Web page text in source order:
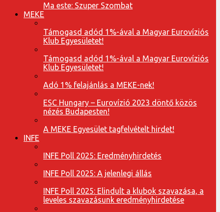
Ma este: Szuper Szombat
MEKE
Támogasd adód 1%-ával a Magyar Eurovíziós
Klub Egyesületet!
Támogasd adód 1%-ával a Magyar Eurovíziós
Klub Egyesületet!
Adó 1% felajánlás a MEKE-nek!
ESC Hungary – Eurovízió 2023 döntő közös
nézés Budapesten!
A MEKE Egyesület tagfelvételt hirdet!
INFE
INFE Poll 2025: Eredményhirdetés
INFE Poll 2025: A jelenlegi állás
INFE Poll 2025: Elindult a klubok szavazása, a
leveles szavazásunk eredményhirdetése